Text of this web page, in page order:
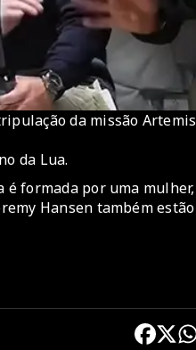
da missão Artemis
da Lua.
formada por uma mulher,
Hansen também estão